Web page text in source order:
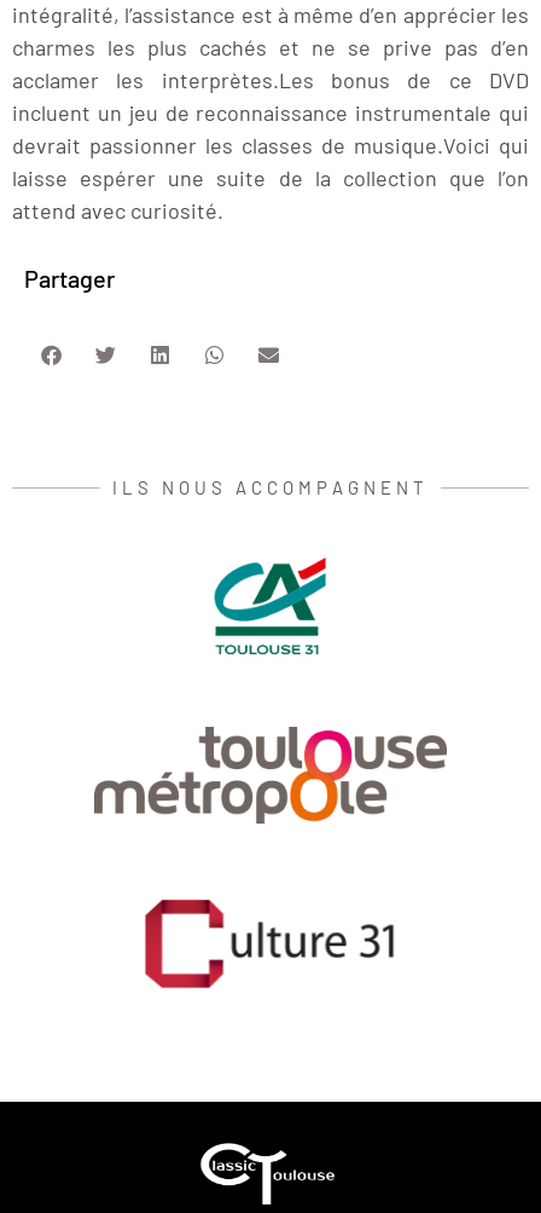
intégralité, l’assistance est à même d’en apprécier les
charmes les plus cachés et ne se prive pas d’en
acclamer les interprètes.Les bonus de ce DVD
incluent un jeu de reconnaissance instrumentale qui
devrait passionner les classes de musique.Voici qui
laisse espérer une suite de la collection que l’on
attend avec curiosité.
Partager
ILS NOUS ACCOMPAGNENT